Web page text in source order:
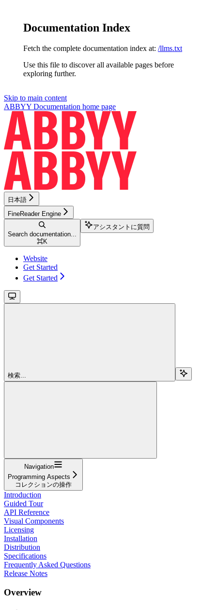
Documentation Index
Fetch the complete documentation index at: /llms.txt
Use this file to discover all available pages before
exploring further.
Skip to main content
ABBYY Documentation home page
日本語
FineReader Engine
Search documentation...
⌘K
アシスタントに質問
Website
Get Started
Get Started
検索...
Navigation
Programming Aspects
コレクションの操作
Introduction
Guided Tour
API Reference
Visual Components
Licensing
Installation
Distribution
Specifications
Frequently Asked Questions
Release Notes
Overview